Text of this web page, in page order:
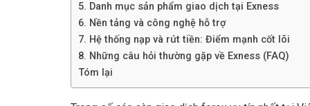
5. Danh mục sản phẩm giao dịch tại Exness
6. Nền tảng và công nghệ hỗ trợ
7. Hệ thống nạp và rút tiền: Điểm mạnh cốt lõi
8. Những câu hỏi thường gặp về Exness (FAQ)
Tóm lại